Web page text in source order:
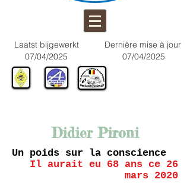
Laatst bijgewerkt
07/04/2025
Dernière mise à jour
07/04/2025
Didier Pironi
Un poids sur la conscience
Il aurait eu 68 ans ce 26
mars 2020